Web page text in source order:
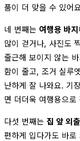
품이 더 맞을 수 있어
네 번째는 여행용 바지
많이 걷거나, 사진도
줄근해 보이지 않는
함이 줄고, 조거 실루
난하게 잘 나와요. 기
면 더더욱 여행용으로
다섯 번째는 집 앞 외
편하게 입다가도 바